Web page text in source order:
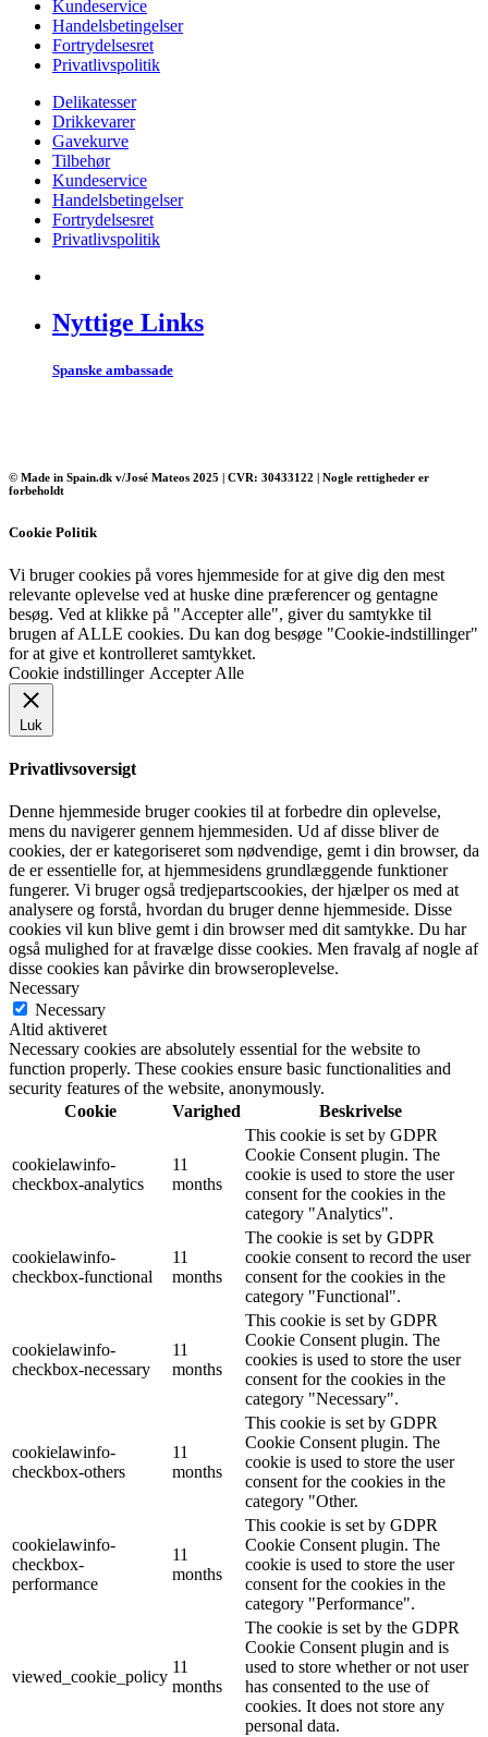
Kundeservice
Handelsbetingelser
Fortrydelsesret
Privatlivspolitik
Delikatesser
Drikkevarer
Gavekurve
Tilbehør
Kundeservice
Handelsbetingelser
Fortrydelsesret
Privatlivspolitik
Nyttige Links
Spanske ambassade
© Made in Spain.dk v/José Mateos 2025 | CVR: 30433122 | Nogle rettigheder er
forbeholdt
Cookie Politik
Vi bruger cookies på vores hjemmeside for at give dig den mest
relevante oplevelse ved at huske dine præferencer og gentagne
besøg. Ved at klikke på "Accepter alle", giver du samtykke til
brugen af ​​ALLE cookies. Du kan dog besøge "Cookie-indstillinger"
for at give et kontrolleret samtykket.
Cookie indstillinger Accepter Alle
Luk
Privatlivsoversigt
Denne hjemmeside bruger cookies til at forbedre din oplevelse,
mens du navigerer gennem hjemmesiden. Ud af disse bliver de
cookies, der er kategoriseret som nødvendige, gemt i din browser, da
de er essentielle for, at hjemmesidens grundlæggende funktioner
fungerer. Vi bruger også tredjepartscookies, der hjælper os med at
analysere og forstå, hvordan du bruger denne hjemmeside. Disse
cookies vil kun blive gemt i din browser med dit samtykke. Du har
også mulighed for at fravælge disse cookies. Men fravalg af nogle af
disse cookies kan påvirke din browseroplevelse.
Necessary
Necessary
Altid aktiveret
Necessary cookies are absolutely essential for the website to
function properly. These cookies ensure basic functionalities and
security features of the website, anonymously.
Cookie
Varighed Beskrivelse
cookielawinfo-
checkbox-analytics
11
months
This cookie is set by GDPR
Cookie Consent plugin. The
cookie is used to store the user
consent for the cookies in the
category "Analytics".
cookielawinfo-
checkbox-functional
11
months
The cookie is set by GDPR
cookie consent to record the user
consent for the cookies in the
category "Functional".
cookielawinfo-
checkbox-necessary
11
months
This cookie is set by GDPR
Cookie Consent plugin. The
cookies is used to store the user
consent for the cookies in the
category "Necessary".
cookielawinfo-
checkbox-others
11
months
This cookie is set by GDPR
Cookie Consent plugin. The
cookie is used to store the user
consent for the cookies in the
category "Other.
cookielawinfo-
checkbox-
performance
11
months
This cookie is set by GDPR
Cookie Consent plugin. The
cookie is used to store the user
consent for the cookies in the
category "Performance".
viewed_cookie_policy
11
months
The cookie is set by the GDPR
Cookie Consent plugin and is
used to store whether or not user
has consented to the use of
cookies. It does not store any
personal data.